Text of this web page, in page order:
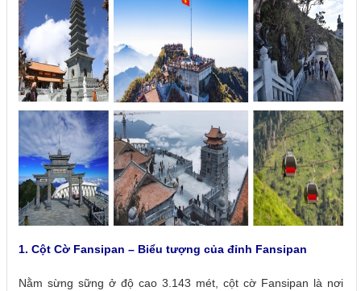
1. Cột Cờ Fansipan – Biểu tượng của đỉnh Fansipan
Nằm sừng sững ở độ cao 3.143 mét, cột cờ Fansipan là nơi